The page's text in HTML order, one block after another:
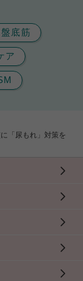
底筋
ア
「尿もれ」対策を